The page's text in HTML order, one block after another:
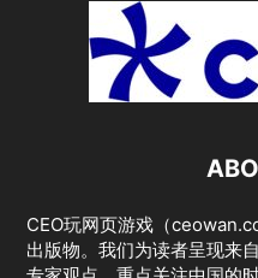
CEO玩网页游戏（
出版物。我们为读者呈现来